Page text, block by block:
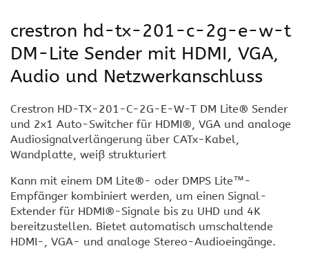
crestron hd-tx-201-c-2g-e-w-t
DM-Lite Sender mit HDMI, VGA,
Audio und Netzwerkanschluss
Crestron HD-TX-201-C-2G-E-W-T DM Lite® Sender
und 2x1 Auto-Switcher für HDMI®, VGA und analoge
Audiosignalverlängerung über CATx-Kabel,
Wandplatte, weiß strukturiert
Kann mit einem DM Lite®- oder DMPS Lite™-
Empfänger kombiniert werden, um einen Signal-
Extender für HDMI®-Signale bis zu UHD und 4K
bereitzustellen. Bietet automatisch umschaltende
HDMI-, VGA- und analoge Stereo-Audioeingänge.